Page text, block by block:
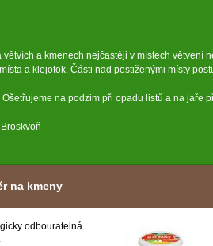
větvích a kmenech nejčastěji v místech větvení
a klejotok. Části nad postiženými místy
Ošetřujeme na podzim při opadu listů a na jaře
Broskvoň
na kmeny
odbouratelná